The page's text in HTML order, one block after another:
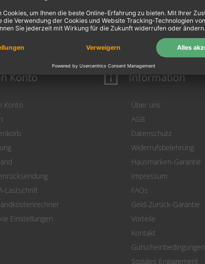
Konto
Konto
Lastschrift
Einstellungen
Information
Über uns
AGB
Datenschutz
Widerrufsbelehrung
Hausmarken-Garantie
Impressum
FAQs
Geld-Zurück-Garantie
Vorteile
Kontakt
Gutscheinbedingungen
Soziales Engagement